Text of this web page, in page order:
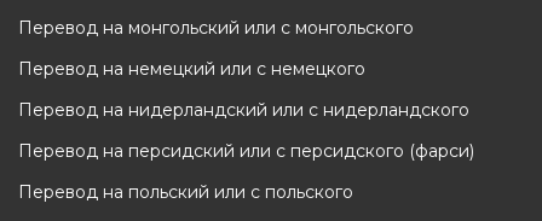
Перевод на монгольский или с монгольского
Перевод на немецкий или с немецкого
Перевод на нидерландский или с нидерландского
Перевод на персидский или с персидского (фарси)
Перевод на польский или с польского